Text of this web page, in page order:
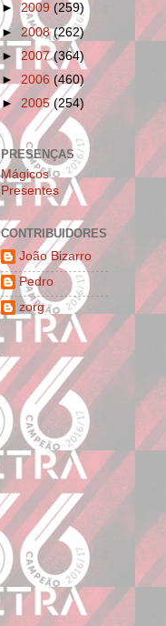
►2009 (259)
► 2008(262)
► 2007(364)
► 2006 (460)
► 2005 (254)
PRESENÇAS
Mágicos
Presentes
CONTRIBUIDORES
João Bizarro
Pedro
zorg